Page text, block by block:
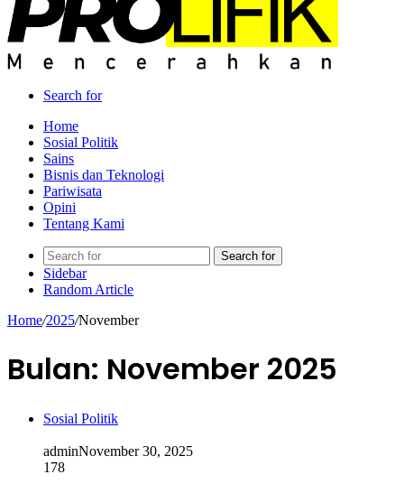
Search for
Home
Sosial Politik
Sains
Bisnis dan Teknologi
Pariwisata
Opini
Tentang Kami
Search for
Sidebar
Random Article
Home/2025/November
Bulan: November 2025
Sosial Politik
adminNovember 30, 2025
178